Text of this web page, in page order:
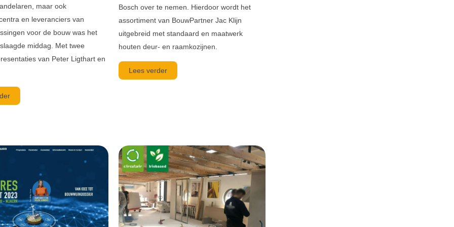
maar ook
en leveranciers van
voor de bouw was het
middag. Met twee
van Peter Ligthart en
Bosch over te nemen. Hierdoor wordt het
assortiment van BouwPartner Jac Klijn
uitgebreid met standaard en maatwerk
houten deur- en raamkozijnen.
Lees verder